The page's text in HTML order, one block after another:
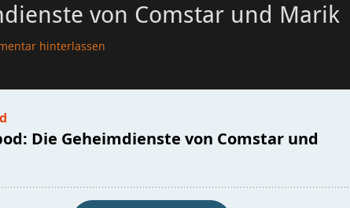
von Comstar und Marik
hinterlassen